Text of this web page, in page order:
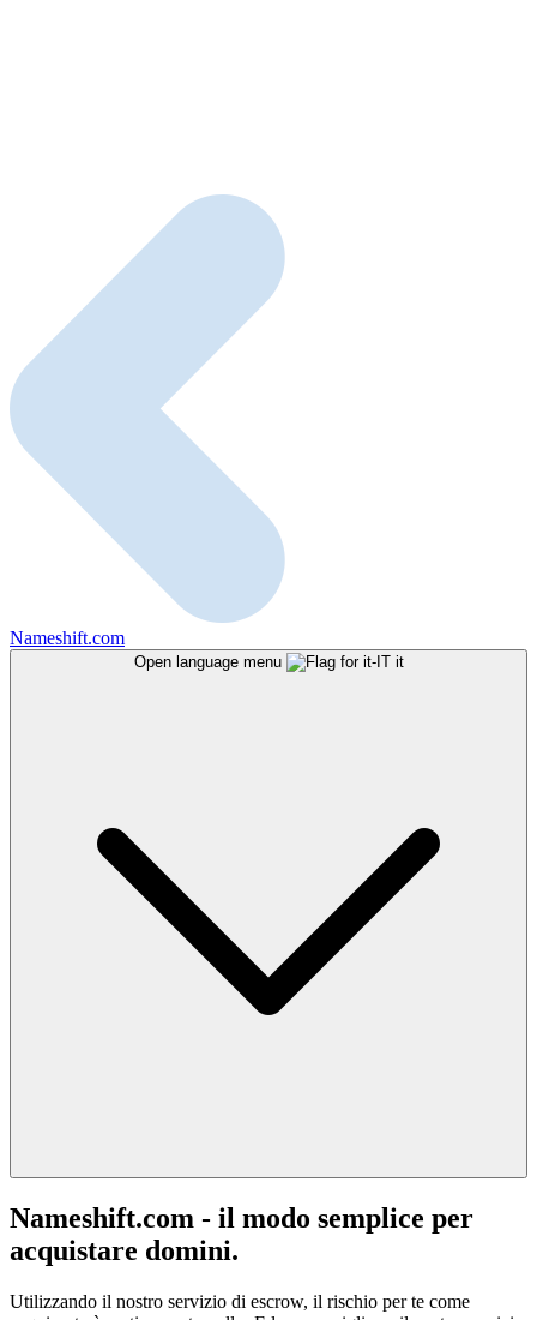
Nameshift.com
Open language menu it
Nameshift.com - il modo semplice per
acquistare domini.
Utilizzando il nostro servizio di escrow, il rischio per te come